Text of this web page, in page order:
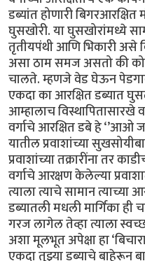
डब्यांत होणारी
घुसखोरी. या घुसखोरांमध्ये
तृतीयपंथी आणि भिकारी असे
असा ठाम समज असतो की
चालते. म्हणजे वेड घेऊन
एकदा का आरक्षित डब्यात
आम्हालाच विस्थापितासारखे
वर्गाचे आरक्षित डबे हे ‘’आओ
यातील प्रवाशांच्या
प्रवाशांच्या तक्रारींना तर
वर्गाचे आरक्षण केलेल्या
त्याला त्याचे सामान
डब्यातली मधली मार्गिका
गरज लागेल तेव्हा त्याला
अशा मूलभूत अपेक्षा हा
एकदा तुझ्या डब्याचे बाहेरून